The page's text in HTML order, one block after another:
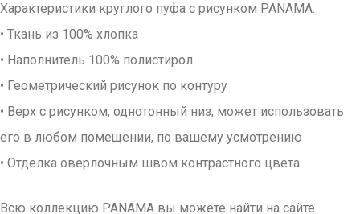
Характеристики круглого пуфа с рисунком PANAMA:
• Ткань из 100% хлопка
• Наполнитель 100% полистирол
• Геометрический рисунок по контуру
• Верх с рисунком, однотонный низ, может использовать
его в любом помещении, по вашему усмотрению
• Отделка оверлочным швом контрастного цвета
Всю коллекцию PANAMA вы можете найти на сайте